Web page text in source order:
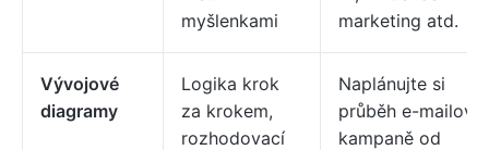
myšlenkami
marketing atd.
Vývojové
diagramy
Logika krok
za krokem,
rozhodovací
Naplánujte si
průběh e-mailové
kampaně od